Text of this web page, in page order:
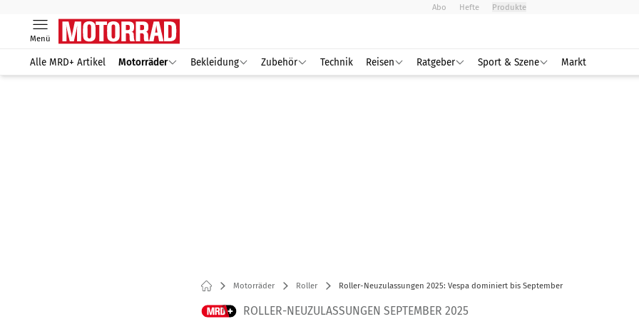
Abo Hefte Produkte
Menü
Alle MRD+ Artikel Motorräder Bekleidung Zubehör Technik Reisen Ratgeber Sport & Szene Markt
Motorräder Roller Roller-Neuzulassungen 2025: Vespa dominiert bis September
ROLLER-NEUZULASSUNGEN SEPTEMBER 2025